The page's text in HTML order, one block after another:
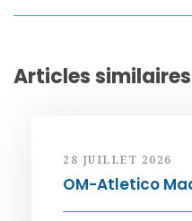
Articles similaires
28 JUILLET 2026
OM-Atletico